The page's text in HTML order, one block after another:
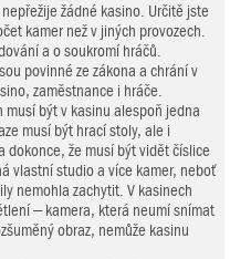
žádné kasino. Určitě jste
kamer než v jiných provozech.
a o soukromí hráčů.
povinné ze zákona a chrání v
zaměstnance i hráče.
musí být v kasinu alespoň jedna
musí být hrací stoly, ale i
dokonce, že musí být vidět číslice
vlastní studio a více kamer, neboť
nemohla zachytit. V kasinech
– kamera, která neumí snímat
obraz, nemůže kasinu